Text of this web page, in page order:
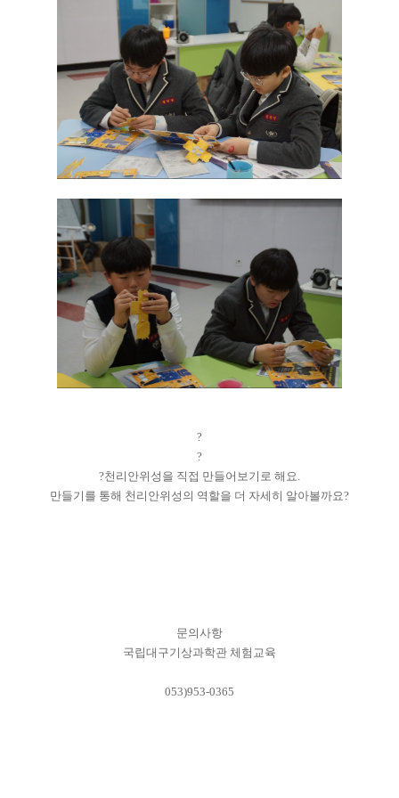
?
?
?천리안위성을 직접 만들어보기로 해요.
만들기를 통해 천리안위성의 역할을 더 자세히 알아볼까요?
문의사항
국립대구기상과학관 체험교육
053)953-0365